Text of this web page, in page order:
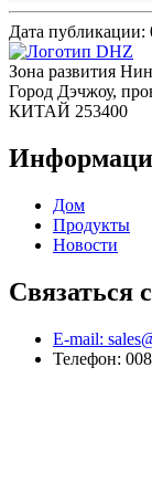
Дата публикации:
Зона развития
Город Дэчжоу,
КИТАЙ 253400
Дом
Продукты
Новости
Связаться
E-mail:
Телефон: